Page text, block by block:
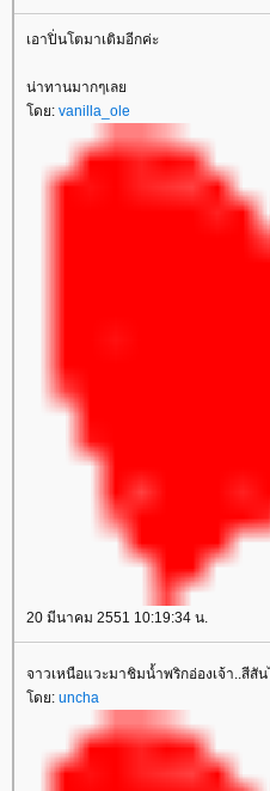
เอาปิ่นโตมาเติมอีกค่ะ
น่าทานมากๆเลย
โดย: vanilla_ole
20 มีนาคม 2551 10:19:34 น.
จาวเหนือแวะมาชิมน้ำพริกอ่องเจ้า..สีสัน
โดย: uncha